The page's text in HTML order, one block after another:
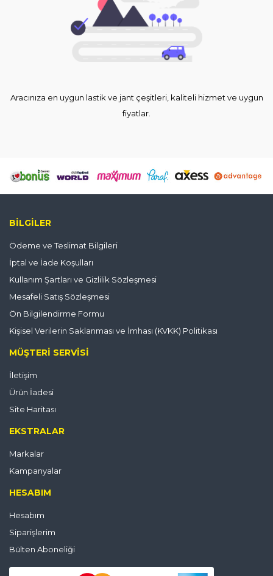
Aracınıza en uygun lastik ve jant çeşitleri, kaliteli hizmet ve uygun
fiyatlar.
BILGILER
Ödeme ve Teslimat Bilgileri
İptal ve İade Koşulları
Kullanım Şartları ve Gizlilik Sözleşmesi
Mesafeli Satış Sözleşmesi
Ön Bilgilendirme Formu
Kişisel Verilerin Saklanması ve İmhası (KVKK) Politikası
MÜŞTERI SERVISI
İletişim
Ürün İadesi
Site Haritası
EKSTRALAR
Markalar
Kampanyalar
HESABIM
Hesabım
Siparişlerim
Bülten Aboneliği